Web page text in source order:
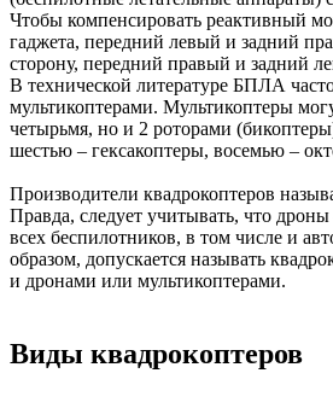
Чтобы компенсировать реактивный
гаджета, передний левый и задний
сторону, передний правый и задний
В технической литературе БПЛА
мультикоптерами. Мультикоптеры
четырьмя, но и 2 роторами
шестью – гексакоптеры, восемью –
Производители квадрокоптеров
Правда, следует учитывать, что
всех беспилотников, в том числе и
образом, допускается называть
и дронами или мультикоптерами.
Виды квадрокоптеров